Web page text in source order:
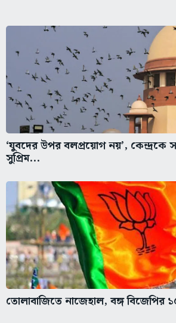
‘যুবদের উপর বলপ্রয়োগ নয়’,
সুপ্রিম...
তোলাবাজিতে নাজেহাল, বঙ্গ বিজেপির